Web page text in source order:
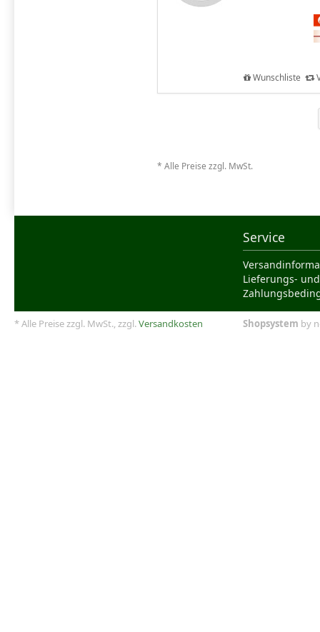
Wunschliste
* Alle Preise zzgl. MwSt.
Service
Lieferungs- und
* Alle Preise zzgl. MwSt., zzgl.Versandkosten Shopsystem by